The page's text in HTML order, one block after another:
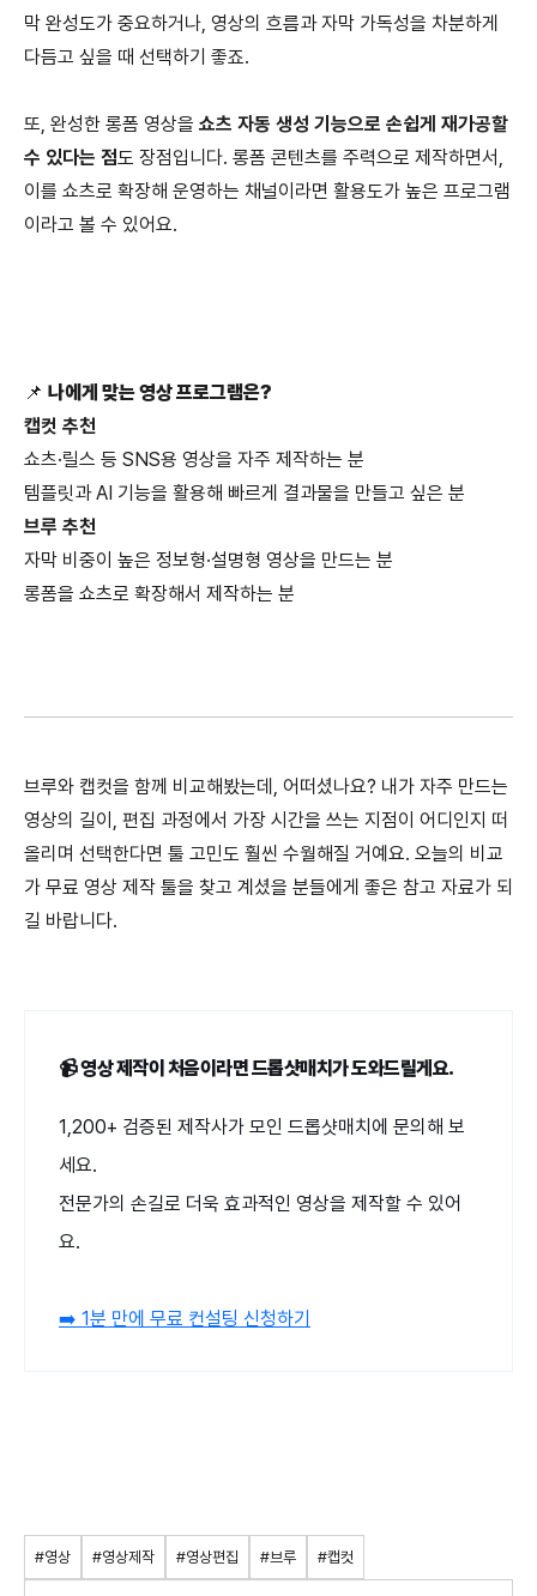
막 완성도가 중요하거나, 영상의 흐름과 자막 가독성을 차분하게
다듬고 싶을 때 선택하기 좋죠.
또, 완성한 롱폼 영상을 쇼츠 자동 생성 기능으로 손쉽게 재가공할
수 있다는 점도 장점입니다. 롱폼 콘텐츠를 주력으로 제작하면서,
이를 쇼츠로 확장해 운영하는 채널이라면 활용도가 높은 프로그램
이라고 볼 수 있어요.
📌 나에게 맞는 영상 프로그램은?
캡컷 추천
쇼츠·릴스 등 SNS용 영상을 자주 제작하는 분
템플릿과 AI 기능을 활용해 빠르게 결과물을 만들고 싶은 분
브루 추천
자막 비중이 높은 정보형·설명형 영상을 만드는 분
롱폼을 쇼츠로 확장해서 제작하는 분
브루와 캡컷을 함께 비교해봤는데, 어떠셨나요? 내가 자주 만드는
영상의 길이, 편집 과정에서 가장 시간을 쓰는 지점이 어디인지 떠
올리며 선택한다면 툴 고민도 훨씬 수월해질 거예요. 오늘의 비교
가 무료 영상 제작 툴을 찾고 계셨을 분들에게 좋은 참고 자료가 되
길 바랍니다.
📹영상 제작이 처음이라면 드롭샷매치가 도와드릴게요.
1,200+ 검증된 제작사가 모인 드롭샷매치에 문의해 보
세요.
전문가의 손길로 더욱 효과적인 영상을 제작할 수 있어
요.
➡️ 1분 만에 무료 컨설팅 신청하기
#영상 #영상제작 #영상편집 #브루 #캡컷